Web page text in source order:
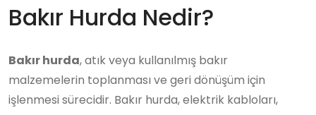
Bakır Hurda Nedir?
Bakır hurda, atık veya kullanılmış bakır
malzemelerin toplanması ve geri dönüşüm için
işlenmesi sürecidir. Bakır hurda, elektrik kabloları,